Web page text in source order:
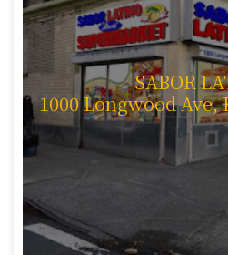
SABOR
1000 Longwood Ave,